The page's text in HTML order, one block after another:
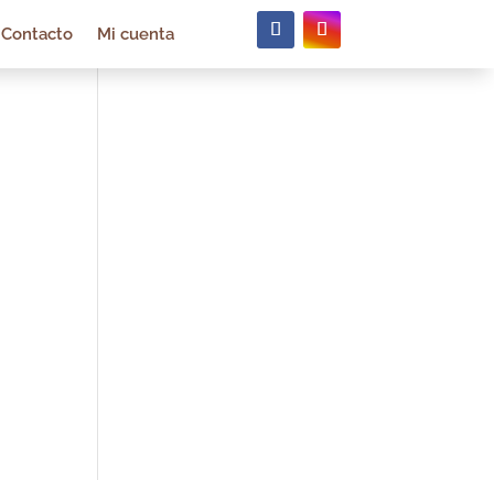
Contacto Mi cuenta